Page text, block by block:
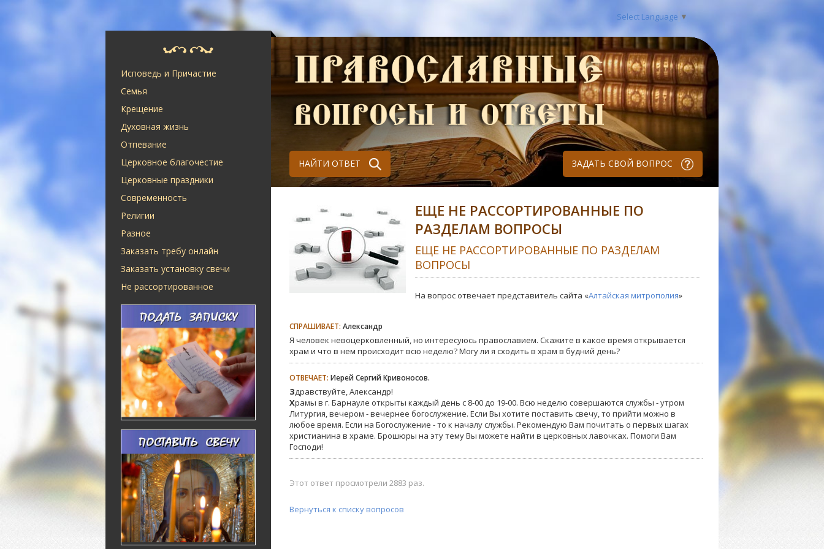
Select Language ▼
Исповедь и Причастие
Семья
Крещение
Духовная жизнь
Отпевание
Церковное благочестие
Церковные праздники
Современность
Религии
Разное
Заказать требу онлайн
Заказать установку свечи
Не рассортированное
НАЙТИ ОТВЕТ ЗАДАТЬ СВОЙ ВОПРОС
ЕЩЕ НЕ РАССОРТИРОВАННЫЕ ПО
РАЗДЕЛАМ ВОПРОСЫ
ЕЩЕ НЕ РАССОРТИРОВАННЫЕ ПО РАЗДЕЛАМ
ВОПРОСЫ
На вопрос отвечает представитель сайта «Алтайская митрополия»
СПРАШИВАЕТ: Александр
Я человек невоцерковленный, но интересуюсь православием. Скажите в какое время открывается
храм и что в нем происходит всю неделю? Могу ли я сходить в храм в будний день?
ОТВЕЧАЕТ: Иерей Сергий Кривоносов.
Здравствуйте, Александр!
Храмы в г. Барнауле открыты каждый день с 8-00 до 19-00. Всю неделю совершаются службы - утром
Литургия, вечером - вечернее богослужение. Если Вы хотите поставить свечу, то прийти можно в
любое время. Если на Богослужение - то к началу службы. Рекомендую Вам почитать о первых шагах
христианина в храме. Брошюры на эту тему Вы можете найти в церковных лавочках. Помоги Вам
Господи!
Этот ответ просмотрели 2883 раз.
Вернуться к списку вопросов